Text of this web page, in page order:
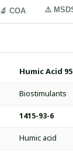
🔬 COA ⚠️
Humic Acid
Biostimulants
1415-93-6
Humic acid